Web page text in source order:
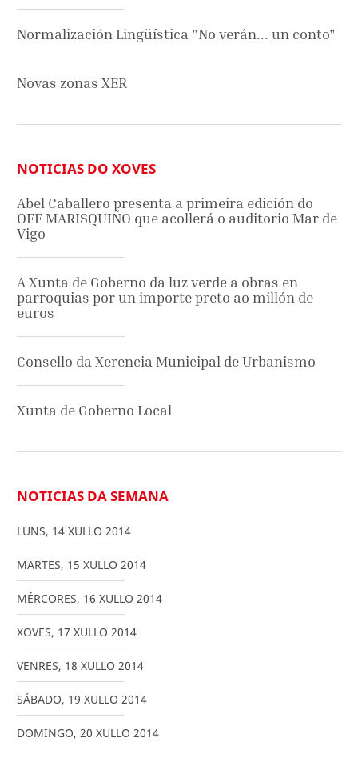
Normalización Lingüística "No verán... un conto"
Novas zonas XER
NOTICIAS DO XOVES
Abel Caballero presenta a primeira edición do
OFF MARISQUIÑO que acollerá o auditorio Mar de
Vigo
A Xunta de Goberno da luz verde a obras en
parroquias por un importe preto ao millón de
euros
Consello da Xerencia Municipal de Urbanismo
Xunta de Goberno Local
NOTICIAS DA SEMANA
LUNS, 14 XULLO 2014
MARTES, 15 XULLO 2014
MÉRCORES, 16 XULLO 2014
XOVES, 17 XULLO 2014
VENRES, 18 XULLO 2014
SÁBADO, 19 XULLO 2014
DOMINGO, 20 XULLO 2014